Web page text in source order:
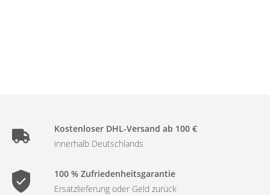
Kostenloser DHL-Versand ab 100 €
innerhalb Deutschlands
100 % Zufriedenheitsgarantie
Ersatzlieferung oder Geld zurück